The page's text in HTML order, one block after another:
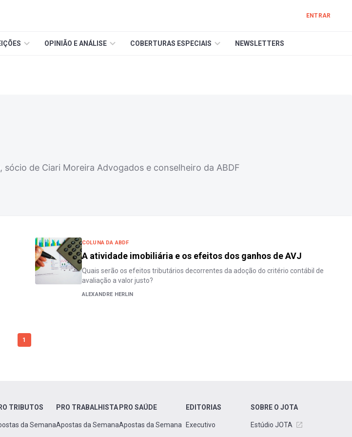
ENTRAR
OPINIÃO E ANÁLISE COBERTURAS ESPECIAIS NEWSLETTERS
de Ciari Moreira Advogados e conselheiro da ABDF
COLUNA DA ABDF
A atividade imobiliária e os efeitos dos ganhos de AVJ
Quais serão os efeitos tributários decorrentes da adoção do critério contábil de
avaliação a valor justo?
ALEXANDRE HERLIN
1
TRIBUTOS
da Semana
PRO TRABALHISTA
Apostas da Semana
PRO SAÚDE
Apostas da Semana
EDITORIAS
Executivo
SOBRE O JOTA
Estúdio JOTA